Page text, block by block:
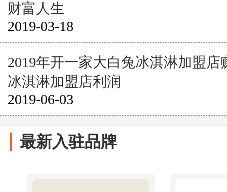
财富人生
2019-03-18
2019年开一家大白兔冰淇淋加盟店
冰淇淋加盟店利润
2019-06-03
最新入驻品牌